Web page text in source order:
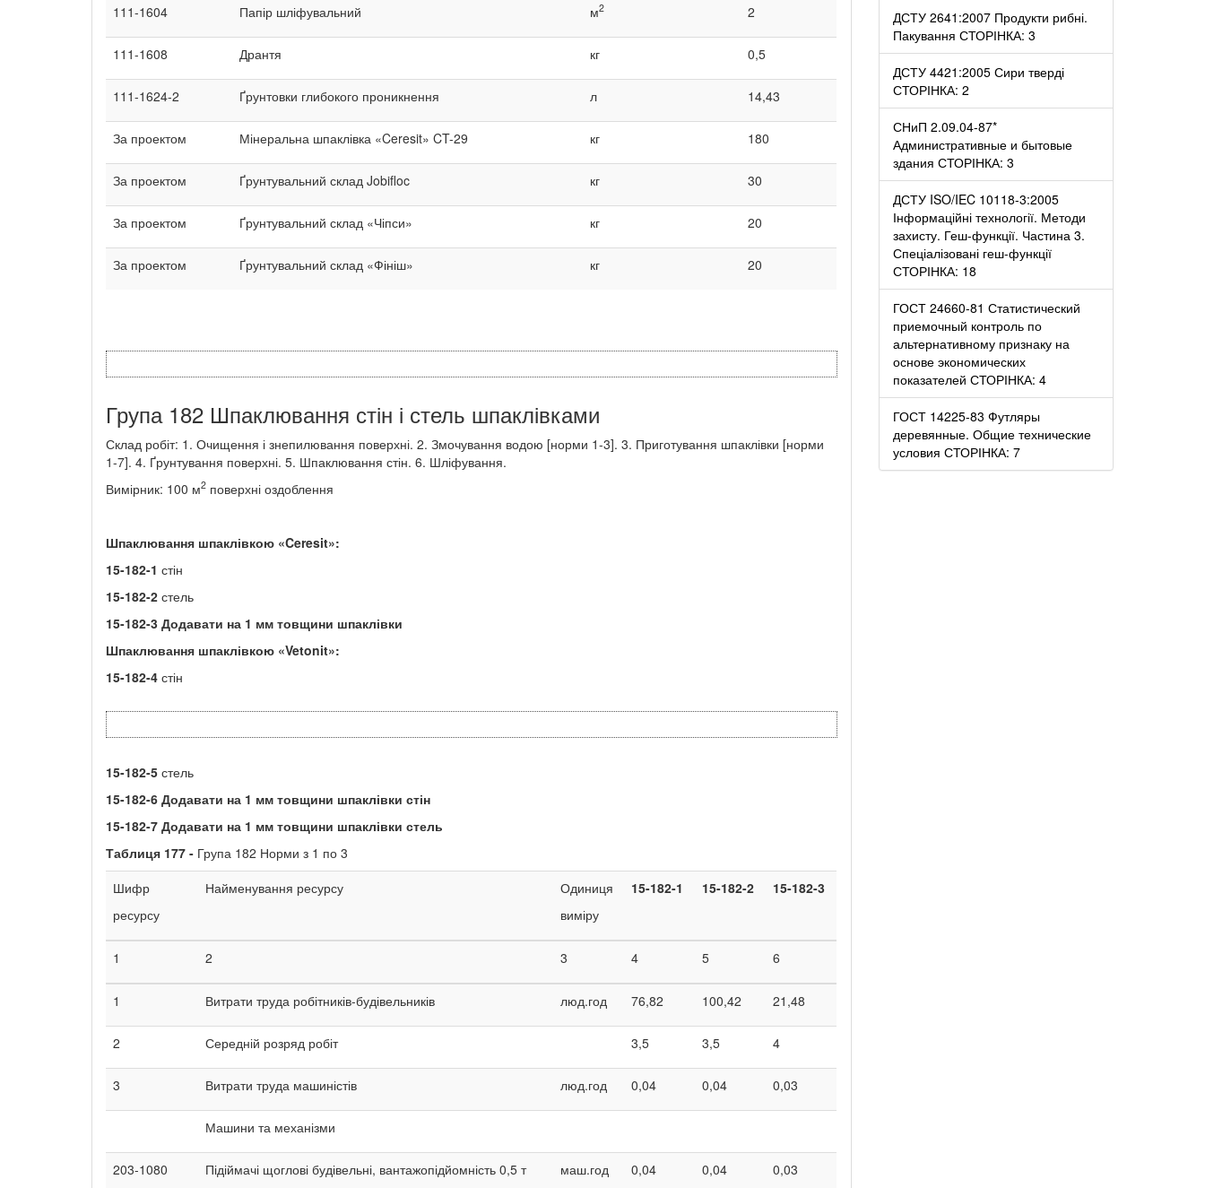
111-1604 Папір шліфувальний м2 2
111-1608 Дрантя кг 0,5
111-1624-2 Ґрунтовки глибокого проникнення л 14,43
За проектом Мінеральна шпаклівка «Ceresit» CT-29 кг 180
За проектом Ґрунтувальний склад Jobifloc кг 30
За проектом Ґрунтувальний склад «Чіпси» кг 20
За проектом Ґрунтувальний склад «Фініш» кг 20
Група 182 Шпаклювання стін і стель шпаклівками
Склад робіт: 1. Очищення і знепилювання поверхні. 2. Змочування водою [норми 1-3]. 3. Приготування шпаклівки [норми
1-7]. 4. Ґрунтування поверхні. 5. Шпаклювання стін. 6. Шліфування.
Вимірник: 100 м2 поверхні оздоблення
Шпаклювання шпаклівкою «Ceresit»:
15-182-1 стін
15-182-2 стель
15-182-3 Додавати на 1 мм товщини шпаклівки
Шпаклювання шпаклівкою «Vetonit»:
15-182-4 стін
15-182-5 стель
15-182-6 Додавати на 1 мм товщини шпаклівки стін
15-182-7 Додавати на 1 мм товщини шпаклівки стель
Таблиця 177 - Група 182 Норми з 1 по 3
Шифр
ресурсу
Найменування ресурсу
Одиниця
виміру
15-182-1 15-182-2 15-182-3
1 2 3 4 5 6
1 Витрати труда робітників-будівельників люд.год 76,82 100,42 21,48
2 Середній розряд робіт 3,5 3,5 4
3 Витрати труда машиністів люд.год 0,04 0,04 0,03
Машини та механізми
203-1080 Підіймачі щоглові будівельні, вантажопідйомність 0,5 т маш.год 0,04 0,04 0,03
ДСТУ 2641:2007 Продукти рибні.
Пакування СТОРІНКА: 3
ДСТУ 4421:2005 Сири тверді
СТОРІНКА: 2
СНиП 2.09.04-87*
Административные и бытовые
здания СТОРІНКА: 3
ДСТУ ISO/IEC 10118-3:2005
Інформаційні технології. Методи
захисту. Геш-функції. Частина 3.
Спеціалізовані геш-функції
СТОРІНКА: 18
ГОСТ 24660-81 Статистический
приемочный контроль по
альтернативному признаку на
основе экономических
показателей СТОРІНКА: 4
ГОСТ 14225-83 Футляры
деревянные. Общие технические
условия СТОРІНКА: 7